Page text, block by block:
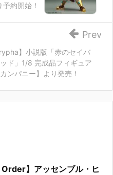
約開始！
】小説版「赤のセイバ
ド」1/8 完成品フィギュア
ンパニー】より発売！
Prev
Order】アッセンブル・ヒ